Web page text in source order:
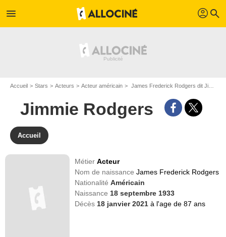
menu profil search
Accueil Stars Acteurs Acteur américain James Frederick Rodgers dit Jimmie Rodgers
Jimmie Rodgers
Accueil
MétierActeur
Nom de naissanceJames Frederick Rodgers
NationalitéAméricain
Naissance 18 septembre 1933
Décès 18 janvier 2021à l'age de 87 ans